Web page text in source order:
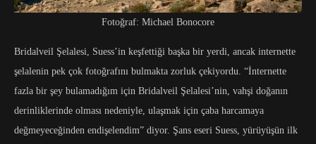
Fotoğraf: Michael Bonocore
Bridalveil Şelalesi, Suess’in keşfettiği başka bir yerdi, ancak internette
şelalenin pek çok fotoğrafını bulmakta zorluk çekiyordu. “İnternette
fazla bir şey bulamadığım için Bridalveil Şelalesi’nin, vahşi doğanın
derinliklerinde olması nedeniyle, ulaşmak için çaba harcamaya
değmeyeceğinden endişelendim” diyor. Şans eseri Suess, yürüyüşün ilk